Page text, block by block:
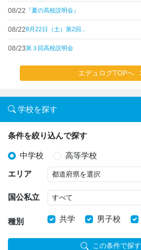
08/22 『夏の高校説明会』
08/228月22日（土）第2回...
08/23第３回高校説明会
エデュログTOPへ
学校を探す
条件を絞り込んで探す
中学校 高等学校
エリア
国公私立
種別 共学 男子校
この条件で探す